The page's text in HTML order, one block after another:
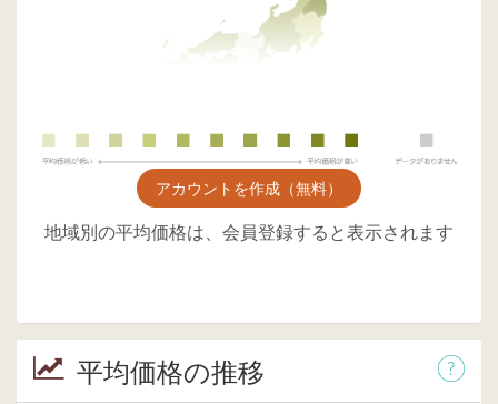
アカウントを作成（無料）
地域別の平均価格は、会員登録すると表示されます
平均価格の推移